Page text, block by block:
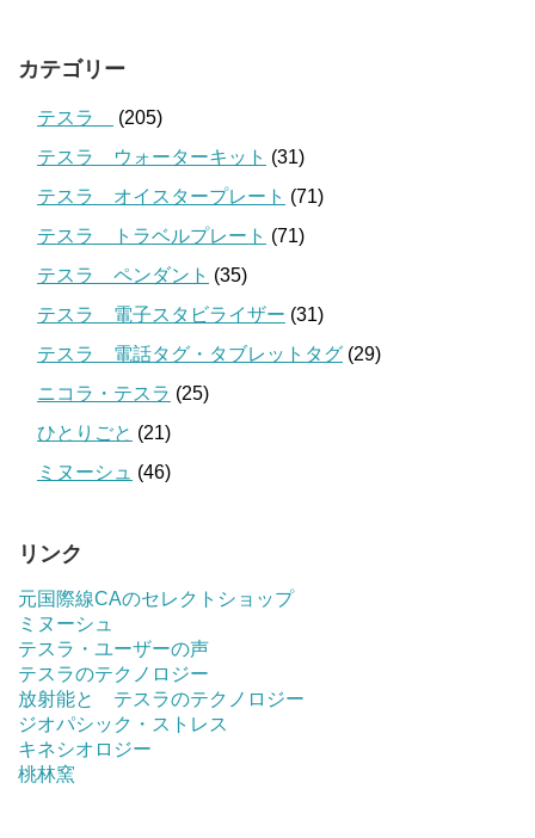
カテゴリー
テスラ
(205)
テスラ ウォーターキット (31)
テスラ オイスタープレート (71)
テスラ トラベルプレート (71)
テスラ ペンダント (35)
テスラ 電子スタビライザー (31)
テスラ 電話タグ・タブレットタグ (29)
ニコラ・テスラ (25)
ひとりごと (21)
ミヌーシュ (46)
リンク
元国際線CAのセレクトショップ
ミヌーシュ
テスラ・ユーザーの声
テスラのテクノロジー
放射能と テスラのテクノロジー
ジオパシック・ストレス
キネシオロジー
桃林窯